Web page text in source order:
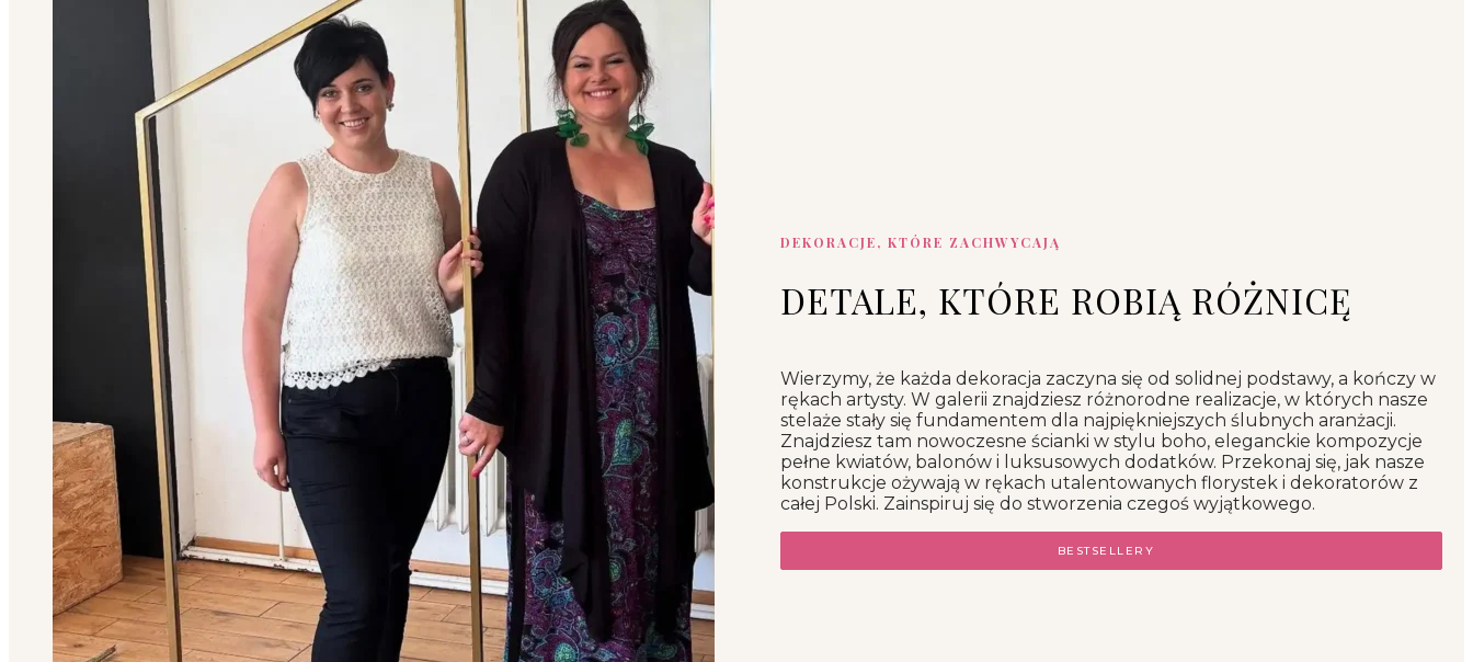
DEKORACJE, KTÓRE ZACHWYCAJĄ
DETALE, KTÓRE ROBIĄ RÓŻNICĘ
Wierzymy, że każda dekoracja zaczyna się od solidnej podstawy, a kończy w
rękach artysty. W galerii znajdziesz różnorodne realizacje, w których nasze
stelaże stały się fundamentem dla najpiękniejszych ślubnych aranżacji.
Znajdziesz tam nowoczesne ścianki w stylu boho, eleganckie kompozycje
pełne kwiatów, balonów i luksusowych dodatków. Przekonaj się, jak nasze
konstrukcje ożywają w rękach utalentowanych florystek i dekoratorów z
całej Polski. Zainspiruj się do stworzenia czegoś wyjątkowego.
BESTSELLERY